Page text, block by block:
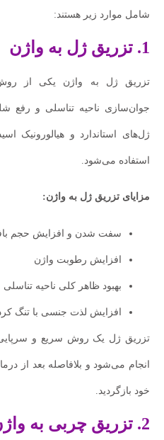
شامل موارد زیر هستند:
1. تزریق ژل به واژن
تزریق ژل به واژن یکی از
جوان‌سازی ناحیه تناسلی و رفع
ژل‌های استاندارد و هیالورونیک
استفاده می‌شود.
مزایای تزریق ژل به واژن:
سفت شدن و افزایش حجم
افزایش رطوبت واژن
بهبود ظاهر کلی ناحیه تناسلی
افزایش لذت جنسی با تنگ
تزریق ژل یک روش سریع و
انجام می‌شود و بلافاصله بعد از
خود بازگردید.
2. تزریق چربی به واژن